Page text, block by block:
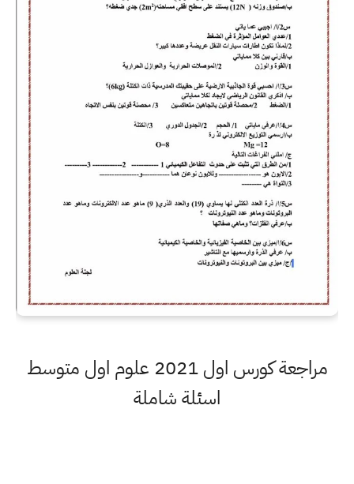
مراجعة كورس اول 2021 علوم اول متوسط
اسئلة شاملة